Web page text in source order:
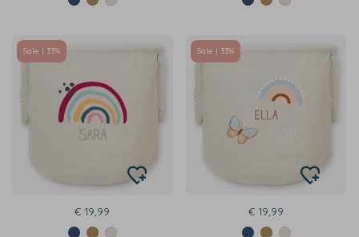
Sale | 33%
€ 19,99
Sale | 33%
€ 19,99